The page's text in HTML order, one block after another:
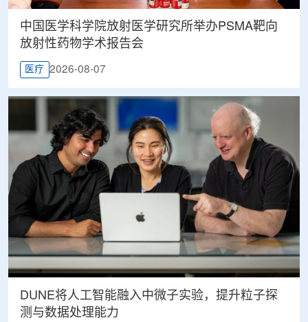
中国医学科学院放射医学研究所举办PSMA靶向
放射性药物学术报告会
医疗 2026-08-07
DUNE将人工智能融入中微子实验，提升粒子探
测与数据处理能力